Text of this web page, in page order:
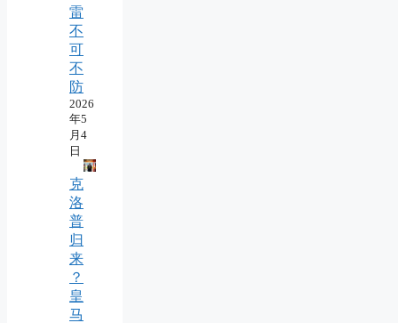
雷
不
可
不
防
2026
年5
月4
日
克
洛
普
归
来
？
皇
马